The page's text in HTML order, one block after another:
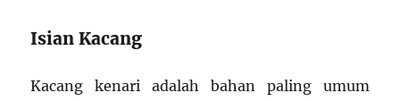
Isian Kacang
Kacang kenari adalah bahan paling umum